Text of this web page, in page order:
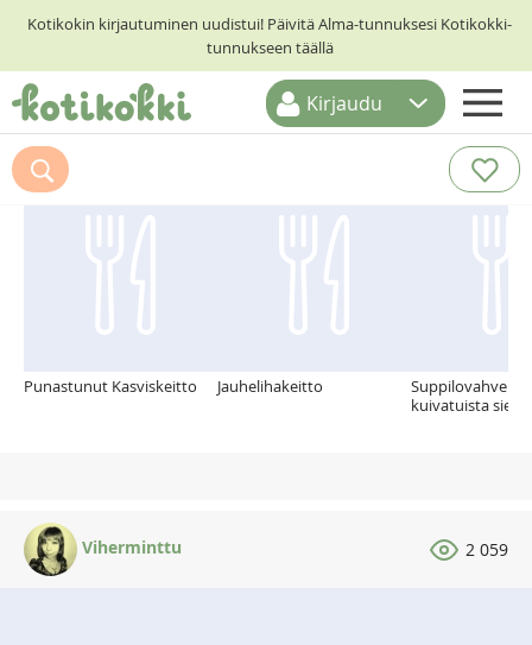
Kotikokin kirjautuminen uudistui! Päivitä Alma-tunnuksesi Kotikokki-
tunnukseen täällä
ETUSIVU
RESEPTIHAKU
Kirjaudu
Suosittelemme myös
Punastunut Kasviskeitto Jauhelihakeitto
kuivatuista
Viherminttu 2 059